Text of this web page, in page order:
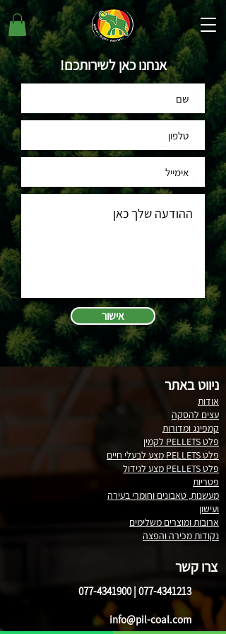
אנחנו כאן לשירותכם!
אישור
ניווט באתר
אודות
עצים להסקה
קמפינג ומדורות
פלט PELLETS לקמין
פלט PELLETS מצע לבעלי חיים
פלט PELLETS מצע לגידול
פטריות
מעשנות, טאבונים וחומרי בעירה
ועישון
ארובות ומוצרים משלימים
נקודות מכירה והפצה
צרו קשר
077-4341213
|
077-4341900
info@pil-coal.com